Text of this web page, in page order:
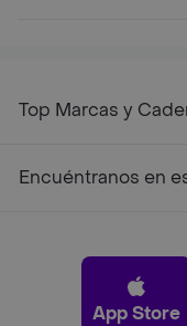
Top Marcas y
Encuéntranos en
App Store